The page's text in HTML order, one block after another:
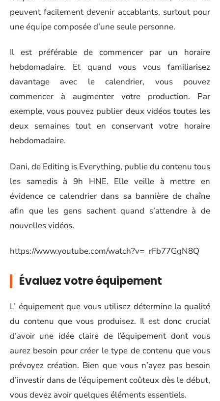
peuvent facilement devenir accablants, surtout pour
une équipe composée d’une seule personne.
Il est préférable de commencer par un horaire
hebdomadaire. Et quand vous vous familiarisez
davantage avec le calendrier, vous pouvez
commencer à augmenter votre production. Par
exemple, vous pouvez publier deux vidéos toutes les
deux semaines tout en conservant votre horaire
hebdomadaire.
Dani, de Editing is Everything, publie du contenu tous
les samedis à 9h HNE. Elle veille à mettre en
évidence ce calendrier dans sa bannière de chaîne
afin que les gens sachent quand s’attendre à de
nouvelles vidéos.
https://www.youtube.com/watch?v=_rFb77GgN8Q
Évaluez votre équipement
L’ équipement que vous utilisez détermine la qualité
du contenu que vous produisez. Il est donc crucial
d’avoir une idée claire de l’équipement dont vous
aurez besoin pour créer le type de contenu que vous
prévoyez création. Bien que vous n’ayez pas besoin
d’investir dans de l’équipement coûteux dès le début,
vous devez avoir quelques éléments essentiels.